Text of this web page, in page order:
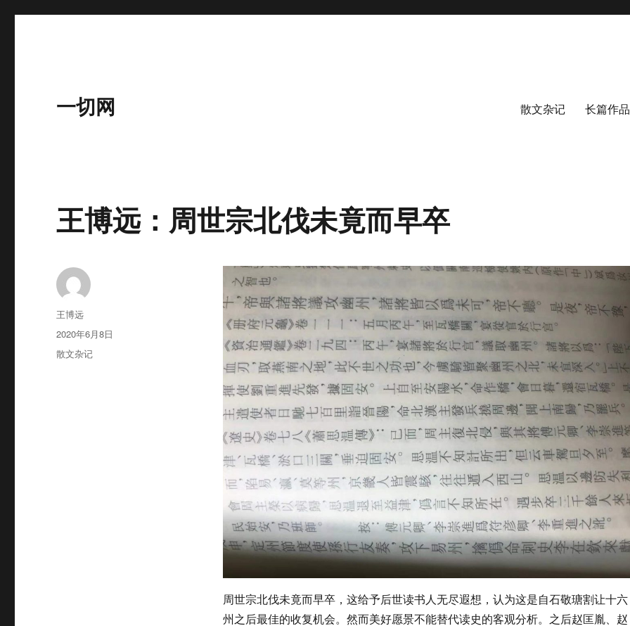
一切网 散文杂记 长篇作品
王博远：周世宗北伐未竟而早卒
周世宗北伐未竟而早卒，这给予后世读书人无尽遐想，认为这是自石敬瑭割让十六
州之后最佳的收复机会。然而美好愿景不能替代读史的客观分析。之后赵匡胤、赵
作
者
王博远
发
布
于
2020年6月8日
分
散文杂记